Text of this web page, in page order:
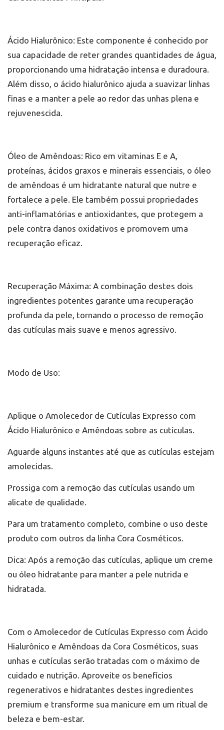
Ácido Hialurônico: Este componente é conhecido por
sua capacidade de reter grandes quantidades de água,
proporcionando uma hidratação intensa e duradoura.
Além disso, o ácido hialurônico ajuda a suavizar linhas
finas e a manter a pele ao redor das unhas plena e
rejuvenescida.
Óleo de Amêndoas: Rico em vitaminas E e A,
proteínas, ácidos graxos e minerais essenciais, o óleo
de amêndoas é um hidratante natural que nutre e
fortalece a pele. Ele também possui propriedades
anti-inflamatórias e antioxidantes, que protegem a
pele contra danos oxidativos e promovem uma
recuperação eficaz.
Recuperação Máxima: A combinação destes dois
ingredientes potentes garante uma recuperação
profunda da pele, tornando o processo de remoção
das cutículas mais suave e menos agressivo.
Modo de Uso:
Aplique o Amolecedor de Cutículas Expresso com
Ácido Hialurônico e Amêndoas sobre as cutículas.
Aguarde alguns instantes até que as cutículas estejam
amolecidas.
Prossiga com a remoção das cutículas usando um
alicate de qualidade.
Para um tratamento completo, combine o uso deste
produto com outros da linha Cora Cosméticos.
Dica: Após a remoção das cutículas, aplique um creme
ou óleo hidratante para manter a pele nutrida e
hidratada.
Com o Amolecedor de Cutículas Expresso com Ácido
Hialurônico e Amêndoas da Cora Cosméticos, suas
unhas e cutículas serão tratadas com o máximo de
cuidado e nutrição. Aproveite os benefícios
regenerativos e hidratantes destes ingredientes
premium e transforme sua manicure em um ritual de
beleza e bem-estar.